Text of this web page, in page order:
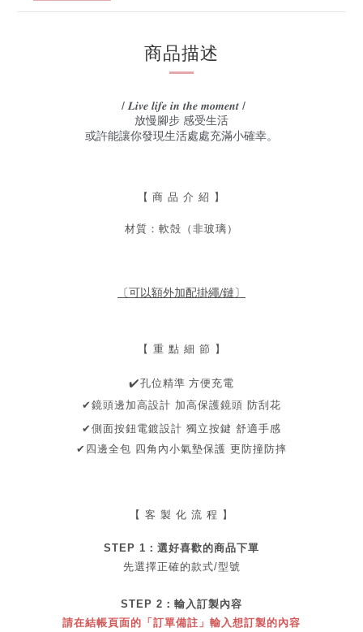
商品描述
/ 𝑳𝒊𝒗𝒆 𝒍𝒊𝒇𝒆 𝒊𝒏 𝒕𝒉𝒆 𝒎𝒐𝒎𝒆𝒏𝒕 /
放慢腳步 感受生活
或許能讓你發現生活處處充滿小確幸。
【 商 品 介 紹 】
材質：軟殻（非玻璃）
〔可以額外加配掛繩/鏈〕
【 重 點 細 節 】
✔孔位精準 方便充電
✔鏡頭邊加高設計 加高保護鏡頭 防刮花
✔側面按鈕電鍍設計 獨立按鍵 舒適手感
✔ 四邊全包 四角內小氣墊保護 更防撞防摔
【 客 製 化 流 程 】
STEP 1： 選好喜歡的商品下單
先選擇正確的款式/型號
STEP 2： 輸入訂製內容
請在結帳頁面的「訂單備註」輸入想訂製的內容